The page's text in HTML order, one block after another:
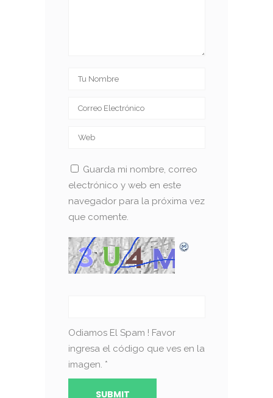
Guarda mi nombre, correo
electrónico y web en este
navegador para la próxima vez
que comente.
Odiamos El Spam ! Favor
ingresa el código que ves en la
imagen. *